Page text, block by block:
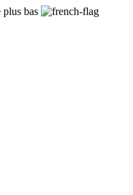
plus bas